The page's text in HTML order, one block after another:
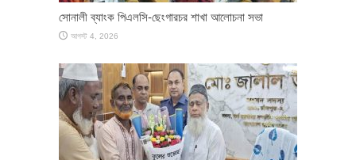
সোনালী ব্যাংক পিএলসি-ছেংগারচর শাখা আলোচনা সভা
আগস্ট 4, 2026